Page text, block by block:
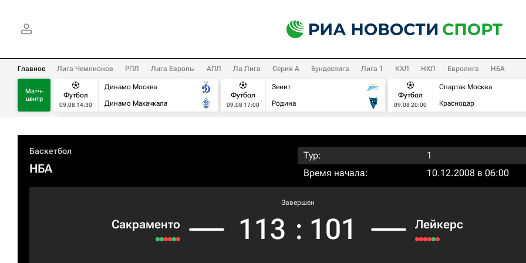
Главное Лига Чемпионов РПЛ Лига Европы АПЛ Ла Лига Серия А Бундеслига Лига 1 КХЛ НХЛ Евролига НБА
Матч-
центр
Футбол
09.08 14:30
Динамо Москва
Динамо Махачкала
Футбол
09.08 17:00
Зенит
Родина
Футбол
09.08 20:00
Спартак Москва
Краснодар
Баскетбол
НБА
Тур:
1
Время начала:
10.12.2008 в 06:00
Сакраменто
Завершен
113 : 101 Лейкерс